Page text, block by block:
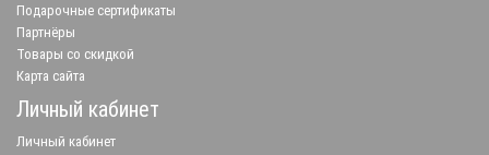
Подарочные сертификаты
Партнёры
Товары со скидкой
Карта сайта
Личный кабинет
Личный кабинет